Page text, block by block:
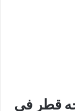
قطر في